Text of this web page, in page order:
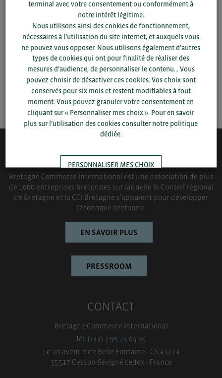
Pour voir les contacts, merci de renseigner votre
département et votre secteurou connectez-vous.
SAUVEGARDER
QUI-SOMMES NOUS ?
Bretagne Commerce International est une association de plus
de 1000 entreprises bretonnes sur laquelle le Conseil régional
de Bretagne et la CCI Bretagne s’appuient pour développer
l’économie bretonne.
EN SAVOIR PLUS
PRESSROOM
CONTACT
Bretagne Commerce International
Tél. (+33) 2 99 25 04 04
1c-1d avenue de Belle Fontaine - CS 31773
35517 Cesson-Sévigné cedex - France
terminal avec votre consentement ou conformément à
notre intérêt légitime.
Nous utilisons ainsi des cookies de fonctionnement,
nécessaires à l’utilisation du site internet, et auxquels vous
ne pouvez vous opposer. Nous utilisons également d’autres
types de cookies qui ont pour finalité de réaliser des
mesures d’audience, de personnaliser le contenu... Vous
pouvez choisir de désactiver ces cookies. Vos choix sont
conservés pour six mois et restent modifiables à tout
moment. Vous pouvez granuler votre consentement en
cliquant sur « Personnaliser mes choix ». Pour en savoir
plus sur l’utilisation des cookies consulter notre politique
dédiée.
PERSONNALISER MES CHOIX
TOUT ACCEPTER